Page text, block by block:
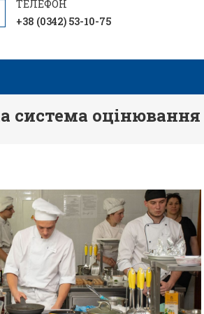
+38 (0342) 53-10-75
система оцінювання